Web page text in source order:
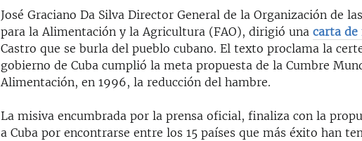
José Graciano Da Silva Director General de la Organización de
para la Alimentación y la Agricultura (FAO), dirigió unacarta
Castro que se burla del pueblo cubano. El texto proclama la
gobierno de Cuba cumplió la meta propuesta de la Cumbre
Alimentación, en 1996, la reducción del hambre.
La misiva encumbrada por la prensa oficial, finaliza con la
a Cuba por encontrarse entre los 15 países que más éxito han